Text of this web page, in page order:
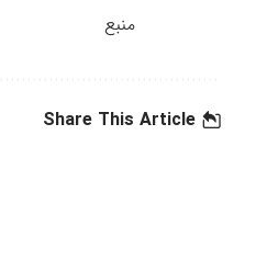
منبع
Share This Article